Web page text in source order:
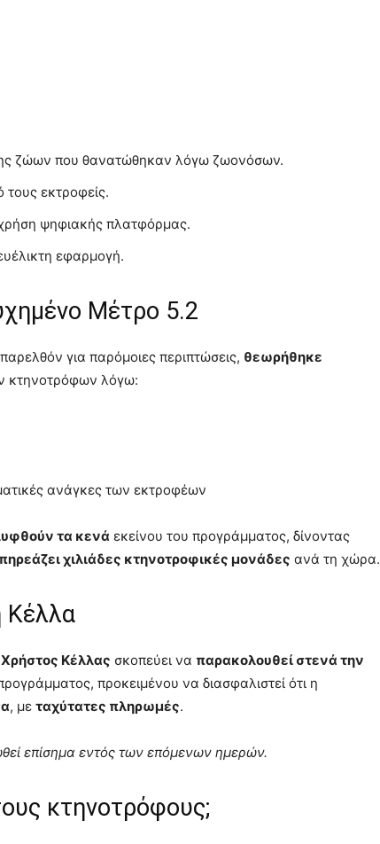
ζώων που θανατώθηκαν λόγω ζωονόσων.
τους εκτροφείς.
ψηφιακής πλατφόρμας.
εφαρμογή.
Μέτρο 5.2
για παρόμοιες περιπτώσεις, θεωρήθηκε
κτηνοτρόφων λόγω:
ανάγκες των εκτροφέων
τα κενά εκείνου του προγράμματος, δίνοντας
χιλιάδες κτηνοτροφικές μονάδες ανά τη χώρα.
Κέλλα
Χρήστος Κέλλας σκοπεύει να παρακολουθεί στενά την
προκειμένου να διασφαλιστεί ότι η
, με ταχύτατες πληρωμές.
επίσημα εντός των επόμενων ημερών.
κτηνοτρόφους;